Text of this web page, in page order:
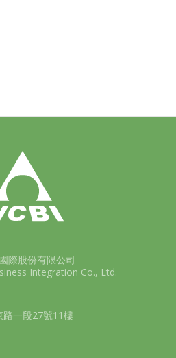
際股份有限公司
Integration Co., Ltd.
路一段27號11樓